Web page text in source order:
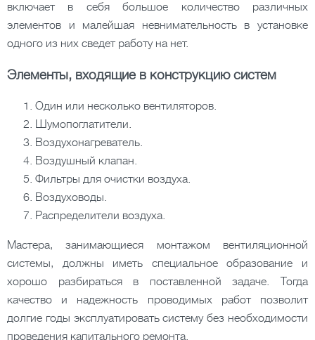
включает в себя большое количество различных
элементов и малейшая невнимательность в установке
одного из них сведет работу на нет.
Элементы, входящие в конструкцию систем
Один или несколько вентиляторов.
Шумопоглатители.
Воздухонагреватель.
Воздушный клапан.
Фильтры для очистки воздуха.
Воздуховоды.
Распределители воздуха.
Мастера, занимающиеся монтажом вентиляционной
системы, должны иметь специальное образование и
хорошо разбираться в поставленной задаче. Тогда
качество и надежность проводимых работ позволит
долгие годы эксплуатировать систему без необходимости
проведения капитального ремонта.